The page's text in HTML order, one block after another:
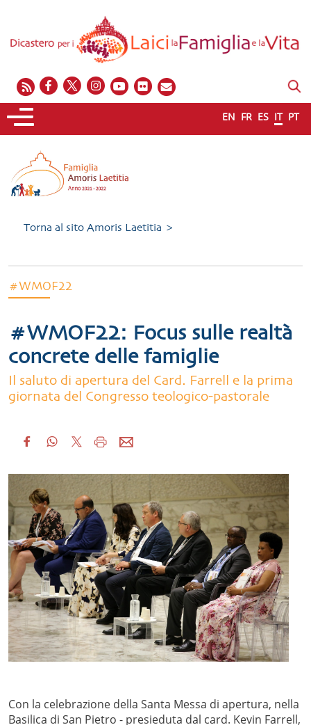
EN FR ES IT PT
Torna al sito Amoris Laetitia >
#WMOF22
#WMOF22: Focus sulle realtà
concrete delle famiglie
Il saluto di apertura del Card. Farrell e la prima
giornata del Congresso teologico-pastorale
Con la celebrazione della Santa Messa di apertura, nella
Basilica di San Pietro - presieduta dal card. Kevin Farrell,